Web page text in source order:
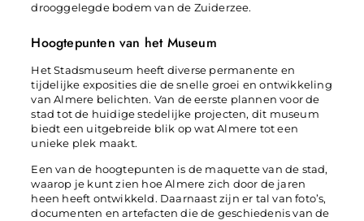
drooggelegde bodem van de Zuiderzee.
Hoogtepunten van het Museum
Het Stadsmuseum heeft diverse permanente en
tijdelijke exposities die de snelle groei en ontwikkeling
van Almere belichten. Van de eerste plannen voor de
stad tot de huidige stedelijke projecten, dit museum
biedt een uitgebreide blik op wat Almere tot een
unieke plek maakt.
Een van de hoogtepunten is de maquette van de stad,
waarop je kunt zien hoe Almere zich door de jaren
heen heeft ontwikkeld. Daarnaast zijn er tal van foto’s,
documenten en artefacten die de geschiedenis van de